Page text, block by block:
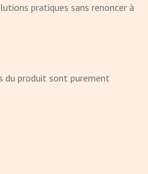
pratiques sans renoncer à
du produit sont purement